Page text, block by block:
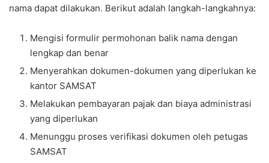
nama dapat dilakukan. Berikut adalah langkah-langkahnya:
Mengisi formulir permohonan balik nama dengan
lengkap dan benar
Menyerahkan dokumen-dokumen yang diperlukan ke
kantor SAMSAT
Melakukan pembayaran pajak dan biaya administrasi
yang diperlukan
Menunggu proses verifikasi dokumen oleh petugas
SAMSAT